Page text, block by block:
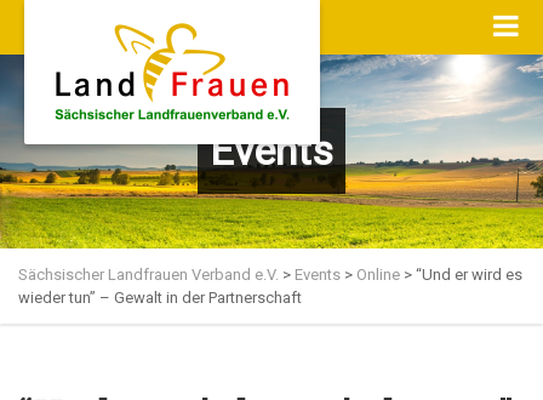
Events
Sächsischer Landfrauen Verband e.V. > Events > Online > “Und er wird es
wieder tun” – Gewalt in der Partnerschaft